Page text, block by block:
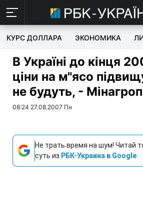
КУРС ДОЛЛАРА ЭКОНОМИКА
В Україні до кінця
ціни на м"ясо
не будуть, -
08:24 27.08.2007 Пн
Не трать время на шум! Читай
суть из РБК-Украина в Google